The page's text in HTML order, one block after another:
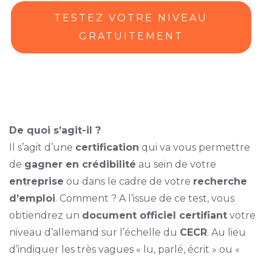
TESTEZ VOTRE NIVEAU
GRATUITEMENT
De quoi s’agit-il ?
Il s’agit d’une certification qui va vous permettre
de gagner en crédibilité au sein de votre
entreprise ou dans le cadre de votre recherche
d’emploi. Comment ? A l’issue de ce test, vous
obtiendrez un document officiel certifiantvotre
niveau d’allemand sur l’échelle du CECR. Au lieu
d’indiquer les très vagues « lu, parlé, écrit » ou «